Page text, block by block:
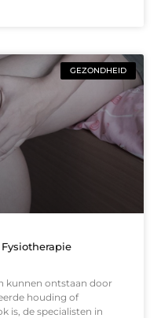
GEZONDHEID
kunnen ontstaan door
houding of
is, de specialisten in